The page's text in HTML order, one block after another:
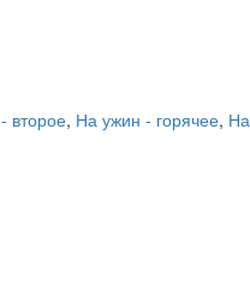
второе, На ужин - горячее,